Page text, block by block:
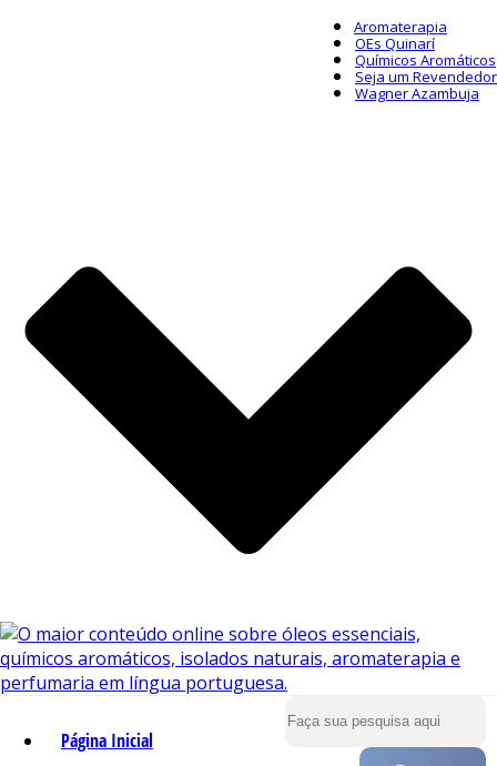
Aromaterapia
OEs Quinarí
Químicos Aromáticos
Seja um Revendedor
Wagner Azambuja
Página Inicial